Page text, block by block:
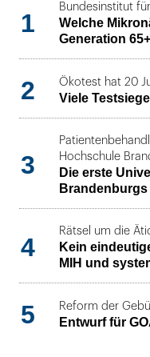
1
Bundesinstitut
Welche
Generation
2 Ökotest hat 20
Viele
3
Hochschule
Die erste
4
Rätsel um die
Kein
MIH und
5 Reform der
Entwurf für